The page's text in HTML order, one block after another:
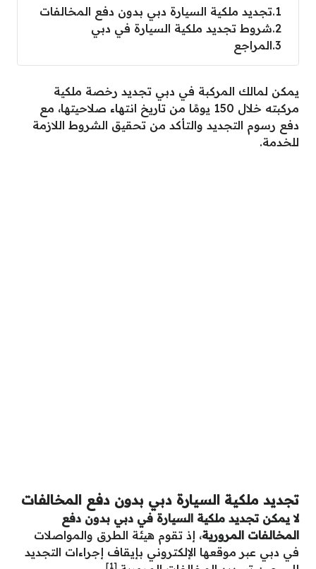
1 تجديد ملكية السيارة دبي بدون دفع المخالفات
2 شروط تجديد ملكية السيارة في دبي
3 المراجع
يمكن لمالك المركبة في دبي تجديد رخصة ملكية
مركبته خلال 150 يومًا من تاريخ انتهاء صلاحيتها، مع
دفع رسوم التجديد والتأكد من تحقيق الشروط اللازمة
للخدمة.
تجديد ملكية السيارة دبي بدون دفع المخالفات
لا يمكن تجديد ملكية السيارة في دبي بدون دفع
المخالفات المرورية، إذ تقوم هيئة الطرق والمواصلات
في دبي عبر موقعها الإلكتروني بإيقاف إجراءات التجديد
[1]